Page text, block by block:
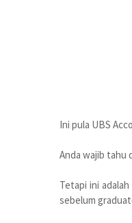
Ini pula UBS
Anda wajib tahu
Tetapi ini
sebelum